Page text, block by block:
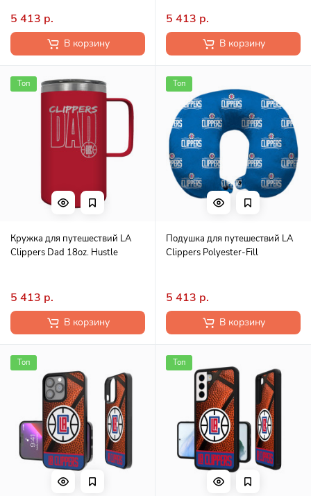
5 413 р.
В корзину
5 413 р.
В корзину
Топ
Кружка для путешествий LA
Clippers Dad 18oz. Hustle
5 413 р.
В корзину
Топ
Подушка для путешествий LA
Clippers Polyester-Fill
5 413 р.
В корзину
Топ Топ